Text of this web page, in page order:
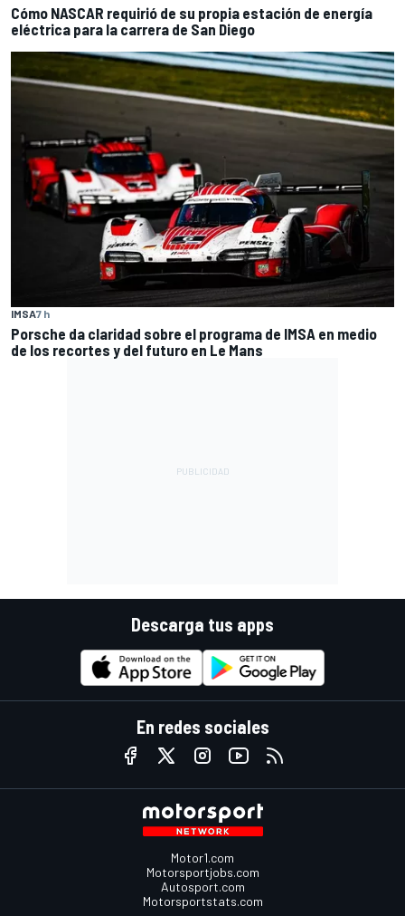
Cómo NASCAR requirió de su propia estación de energía
eléctrica para la carrera de San Diego
IMSA7 h
Porsche da claridad sobre el programa de IMSA en medio
de los recortes y del futuro en Le Mans
Descarga tus apps
En redes sociales
Motor1.com
Motorsportjobs.com
Autosport.com
Motorsportstats.com